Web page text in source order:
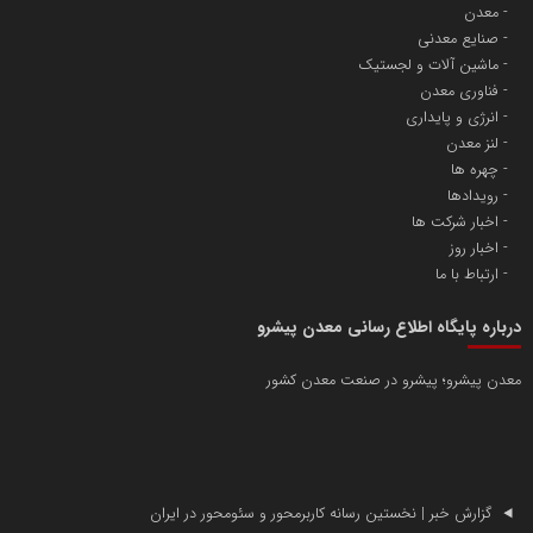
معدن
صنایع معدنی
ماشین آلات و لجستیک
فناوری معدن
انرژی و پایداری
لنز معدن
چهره ها
رویدادها
اخبار شرکت ها
اخبار روز
ارتباط با ما
درباره پایگاه اطلاع رسانی معدن پیشرو
معدن پیشرو؛ پیشرو در صنعت معدن کشور
گزارش خبر | نخستین رسانه کاربرمحور و سئومحور در ایران